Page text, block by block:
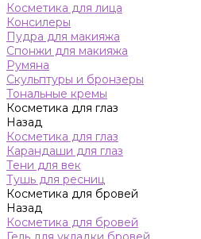
Косметика для лица
Консилеры
Пудра для макияжа
Спонжи для макияжа
Румяна
Скульптуры и бронзеры
Тональные кремы
Косметика для глаз
Назад
Косметика для глаз
Карандаши для глаз
Тени для век
Тушь для ресниц
Косметика для бровей
Назад
Косметика для бровей